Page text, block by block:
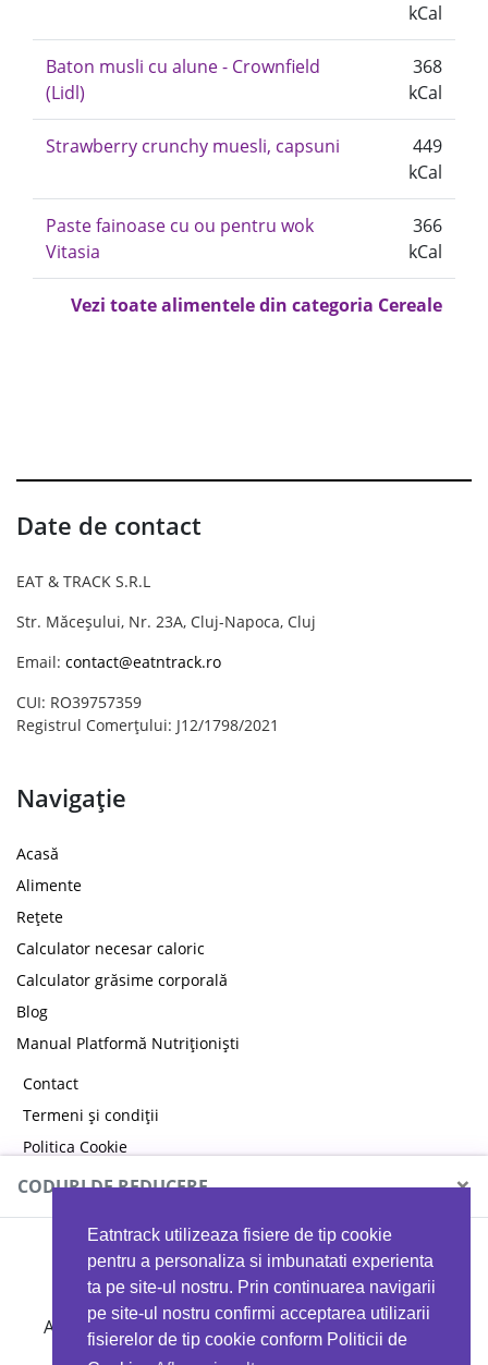
Eatntrack utilizeaza fisiere de tip cookie
pentru a personaliza si imbunatati experienta
ta pe site-ul nostru. Prin continuarea navigarii
pe site-ul nostru confirmi acceptarea utilizarii
fisierelor de tip cookie conform Politicii de
kCal
Baton musli cu alune - Crownfield
(Lidl)
368
kCal
Strawberry crunchy muesli, capsuni
449
kCal
Paste fainoase cu ou pentru wok
Vitasia
366
kCal
Vezi toate alimentele din categoria Cereale
Date de contact
EAT & TRACK S.R.L
Str. Măceșului, Nr. 23A, Cluj-Napoca, Cluj
Email: contact@eatntrack.ro
CUI: RO39757359
Registrul Comerțului: J12/1798/2021
Navigație
Acasă
Alimente
Rețete
Calculator necesar caloric
Calculator grăsime corporală
Blog
Manual Platformă Nutriționiști
Contact
Termeni și condiții
Politica Cookie
Politica de confidențialitate
CODURI DE REDUCERE ×
MYPROTEIN
Ai 40%reducere la orice comandă folosind codul
EATTRACK